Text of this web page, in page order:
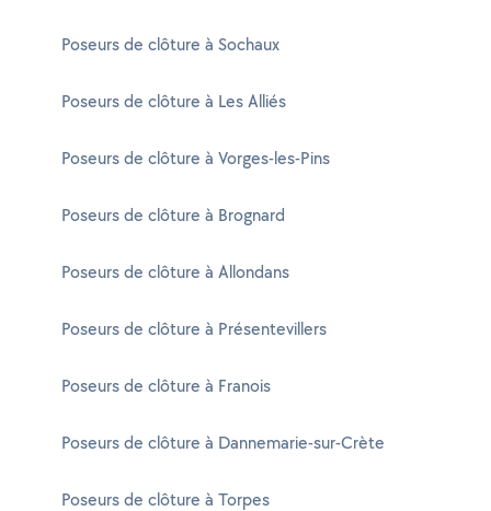
Poseurs de clôture à Sochaux
Poseurs de clôture à Les Alliés
Poseurs de clôture à Vorges-les-Pins
Poseurs de clôture à Brognard
Poseurs de clôture à Allondans
Poseurs de clôture à Présentevillers
Poseurs de clôture à Franois
Poseurs de clôture à Dannemarie-sur-Crète
Poseurs de clôture à Torpes